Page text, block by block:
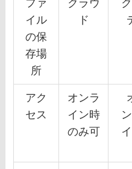
ファ
イル
の保
存場
所
クラウ
ド
アク
セス
オンラ
イン時
のみ可